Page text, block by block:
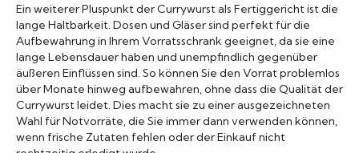
Ein weiterer Pluspunkt der Currywurst als Fertiggericht ist die
lange Haltbarkeit. Dosen und Gläser sind perfekt für die
Aufbewahrung in Ihrem Vorratsschrank geeignet, da sie eine
lange Lebensdauer haben und unempfindlich gegenüber
äußeren Einflüssen sind. So können Sie den Vorrat problemlos
über Monate hinweg aufbewahren, ohne dass die Qualität der
Currywurst leidet. Dies macht sie zu einer ausgezeichneten
Wahl für Notvorräte, die Sie immer dann verwenden können,
wenn frische Zutaten fehlen oder der Einkauf nicht